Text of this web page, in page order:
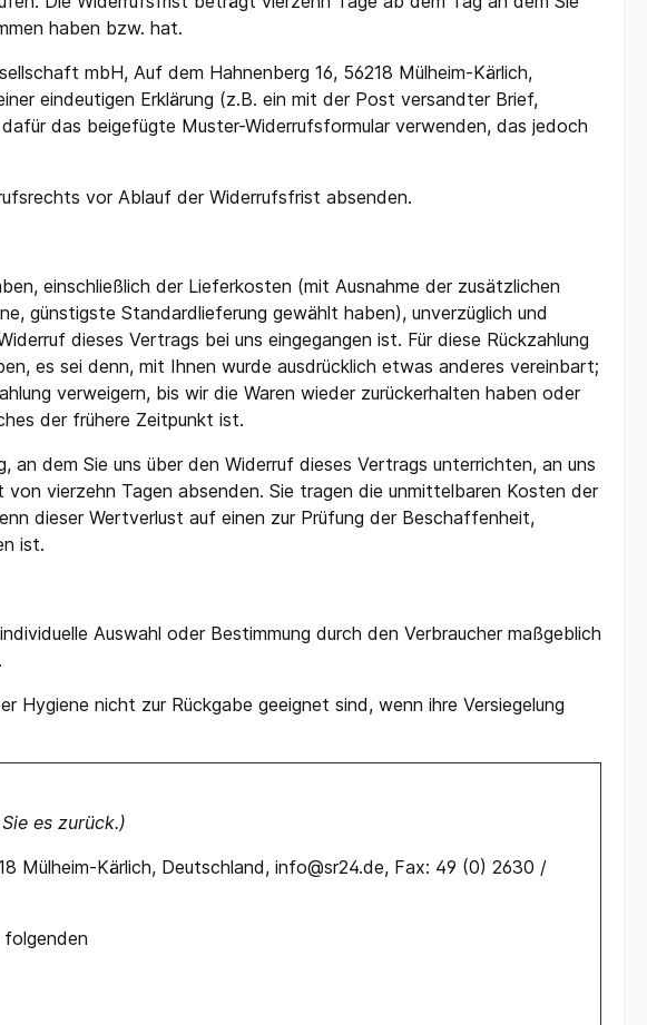
Hemden & Co. Regenbekleidung
haben bzw. hat.
mbH, Auf dem Hahnenberg 16, 56218 Mülheim-Kärlich,
eindeutigen Erklärung (z.B. ein mit der Post versandter Brief,
das beigefügte Muster-Widerrufsformular verwenden, das jedoch
vor Ablauf der Widerrufsfrist absenden.
einschließlich der Lieferkosten (mit Ausnahme der zusätzlichen
günstigste Standardlieferung gewählt haben), unverzüglich und
dieses Vertrags bei uns eingegangen ist. Für diese Rückzahlung
es sei denn, mit Ihnen wurde ausdrücklich etwas anderes vereinbart;
verweigern, bis wir die Waren wieder zurückerhalten haben oder
der frühere Zeitpunkt ist.
dem Sie uns über den Widerruf dieses Vertrags unterrichten, an uns
vierzehn Tagen absenden. Sie tragen die unmittelbaren Kosten der
dieser Wertverlust auf einen zur Prüfung der Beschaffenheit,
ist.
Auswahl oder Bestimmung durch den Verbraucher maßgeblich
Hygiene nicht zur Rückgabe geeignet sind, wenn ihre Versiegelung
es zurück.)
Mülheim-Kärlich, Deutschland, info@sr24.de, Fax: 49 (0) 2630 /